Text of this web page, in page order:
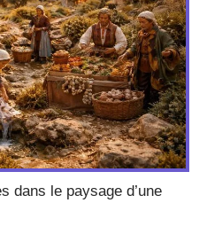
dans le paysage d’une